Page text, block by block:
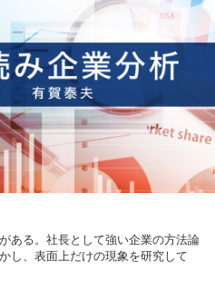
ある。社長として強い企業の方法論
し、表面上だけの現象を研究して